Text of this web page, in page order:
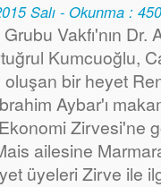
Salı - Okunma :
Vakfı'nın
Kumcuoğlu,
oluşan bir heyet
Aybar'ı
Zirvesi'ne
ailesine
üyeleri Zirve ile